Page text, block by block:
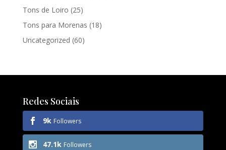
Tons de Loiro (25)
Tons para Morenas (18)
Uncategorized (60)
Redes Sociais
9k Followers
47.1k Followers